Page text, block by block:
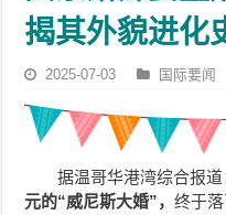
揭其外貌进化
2025-07-03 国际要闻
据温哥华港湾综合报
元的“威尼斯大婚”，终于落